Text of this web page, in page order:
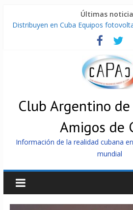
Últimas
Distribuyen en Cuba Equipos
La ONU condena medidas de EE.UU
Cuba alerta sobre doctrina militar de
Nuevas sanciones de EEUU contra
cooperación militar con Rusia y China
Brutal represión contra los que
venda la patria
Club Argentino
Amigos de
Información de la realidad cubana
mundial